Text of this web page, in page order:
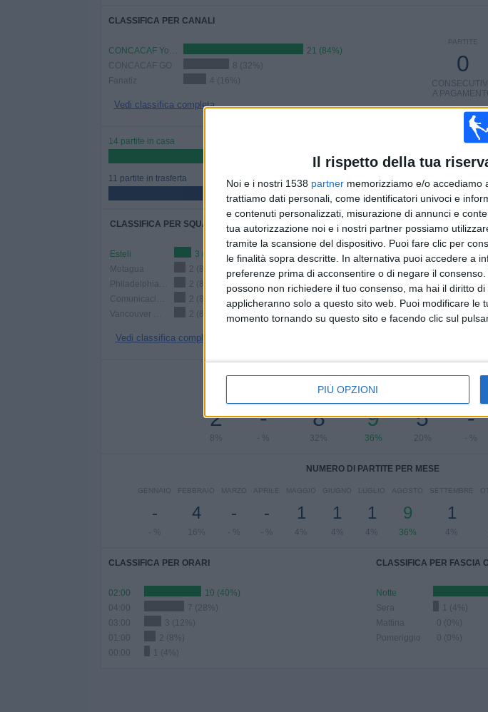
Il rispetto della tua
Noi e i nostri 1538 partner memorizziamo e/o accediamo
trattiamo dati personali, come identificatori univoci e
e contenuti personalizzati, misurazione di annunci e
tua autorizzazione noi e i nostri partner possiamo
tramite la scansione del dispositivo. Puoi fare clic per
le finalità sopra descritte. In alternativa puoi accedere a
preferenze prima di acconsentire o di negare il consenso.
possono non richiedere il tuo consenso, ma hai il diritto
applicheranno solo a questo sito web. Puoi modificare le
momento tornando su questo sito e facendo clic sul
PIÙ OPZIONI
CLASSIFICA PER CANALI
CONCACAF YouTube
21 (84%)
CONCACAF GO
8 (32%)
Fanatiz
4 (16%)
Vedi classifica completa
PARTITE
0
A
14 partite in casa
11 partite in trasferta
CLASSIFICA PER SQUADRE
Esteli
3 (12%)
Motagua
2 (8%)
2 (8%)
2 (8%)
2 (8%)
Vedi classifica completa
CLASSIFICA PER
4
CONCACAF Champions League
4 (16%)
Vedi classifica completa
NUMERO DI PARTITE PER GIORNO DELLA SETTIMANA
2
8%
-
- %
8
32%
9
36%
5
20%
-
- %
NUMERO DI PARTITE PER MESE
GENNAIO
-
- %
FEBBRAIO
4
16%
MARZO
-
- %
APRILE
-
- %
MAGGIO
1
4%
GIUGNO
1
4%
LUGLIO
1
4%
AGOSTO
9
36%
SETTEMBRE
1
4%
CLASSIFICA PER ORARI
02:00
10 (40%)
7 (28%)
03:00
3 (12%)
2 (8%)
1 (4%)
CLASSIFICA PER FASCIA
Notte
Sera
1 (4%)
Mattina
0 (0%)
Pomeriggio
0 (0%)